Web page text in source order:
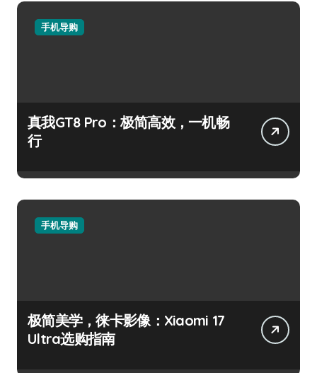
手机导购
真我GT8 Pro：极简高效，一机畅
行
手机导购
极简美学，徕卡影像：Xiaomi 17
Ultra选购指南